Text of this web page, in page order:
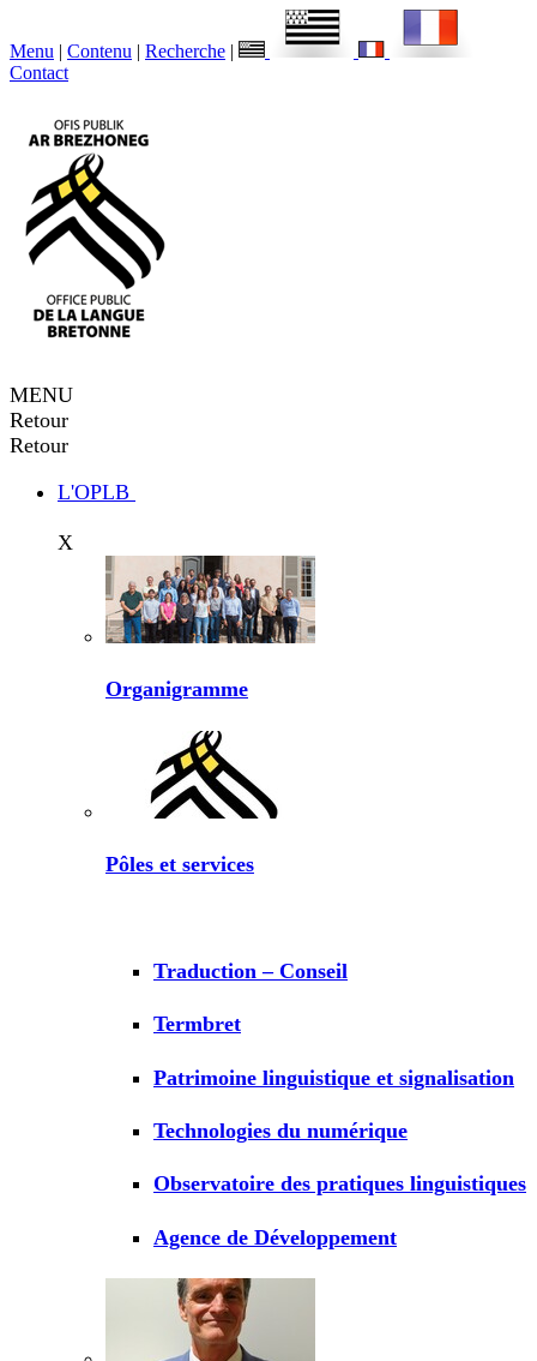
Menu | Contenu | Recherche |
Contact
MENU
Retour
Retour
L'OPLB
X
Organigramme
Pôles et services
Traduction – Conseil
Termbret
Patrimoine linguistique et signalisation
Technologies du numérique
Observatoire des pratiques linguistiques
Agence de Développement